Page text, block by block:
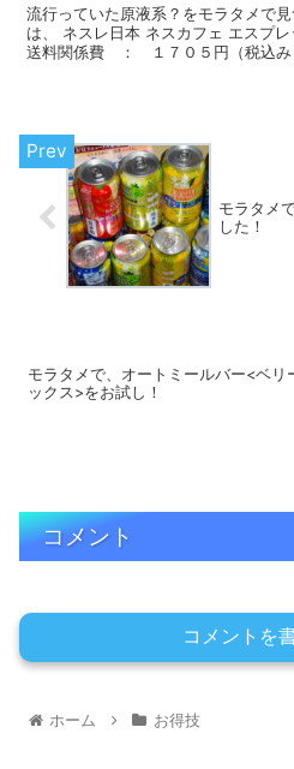
流行っていた原液系？をモラタメで
は、 ネスレ日本 ネスカフェ エスプ
送料関係費 ： １７０５円（税込み
モラタメ
した！
モラタメで、オートミールバー<ベリ
ックス>をお試し！
コメント
コメントを
ホーム お得技